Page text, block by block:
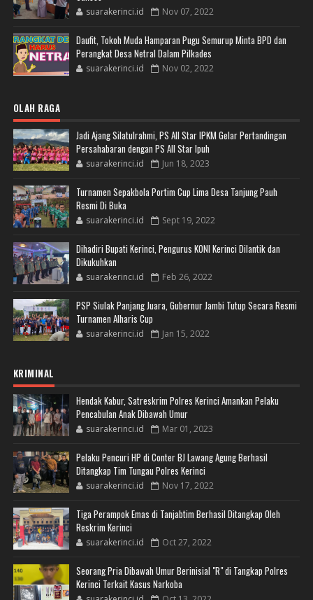
suarakerinci.id Nov 07, 2022
Daufit, Tokoh Muda Hamparan Pugu Semurup Minta BPD dan
Perangkat Desa Netral Dalam Pilkades
suarakerinci.id Nov 02, 2022
OLAH RAGA
Jadi Ajang Silatulrahmi, PS All Star IPKM Gelar Pertandingan
Persahabaran dengan PS All Star Ipuh
suarakerinci.id Jun 18, 2023
Turnamen Sepakbola Portim Cup Lima Desa Tanjung Pauh
Resmi Di Buka
suarakerinci.id Sept 19, 2022
Dihadiri Bupati Kerinci, Pengurus KONI Kerinci Dilantik dan
Dikukuhkan
suarakerinci.id Feb 26, 2022
PSP Siulak Panjang Juara, Gubernur Jambi Tutup Secara Resmi
Turnamen Alharis Cup
suarakerinci.id Jan 15, 2022
KRIMINAL
Hendak Kabur, Satreskrim Polres Kerinci Amankan Pelaku
Pencabulan Anak Dibawah Umur
suarakerinci.id Mar 01, 2023
Pelaku Pencuri HP di Conter BJ Lawang Agung Berhasil
Ditangkap Tim Tungau Polres Kerinci
suarakerinci.id Nov 17, 2022
Tiga Perampok Emas di Tanjabtim Berhasil Ditangkap Oleh
Reskrim Kerinci
suarakerinci.id Oct 27, 2022
Seorang Pria Dibawah Umur Berinisial "R" di Tangkap Polres
Kerinci Terkait Kasus Narkoba